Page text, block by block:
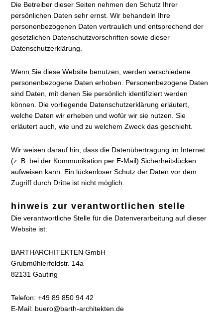
Die Betreiber dieser Seiten nehmen den Schutz Ihrer
persönlichen Daten sehr ernst. Wir behandeln Ihre
personenbezogenen Daten vertraulich und entsprechend der
gesetzlichen Datenschutzvorschriften sowie dieser
Datenschutzerklärung.
Wenn Sie diese Website benutzen, werden verschiedene
personenbezogene Daten erhoben. Personenbezogene Daten
sind Daten, mit denen Sie persönlich identifiziert werden
können. Die vorliegende Datenschutzerklärung erläutert,
welche Daten wir erheben und wofür wir sie nutzen. Sie
erläutert auch, wie und zu welchem Zweck das geschieht.
Wir weisen darauf hin, dass die Datenübertragung im Internet
(z. B. bei der Kommunikation per E-Mail) Sicherheitslücken
aufweisen kann. Ein lückenloser Schutz der Daten vor dem
Zugriff durch Dritte ist nicht möglich.
hinweis zur verantwortlichen stelle
Die verantwortliche Stelle für die Datenverarbeitung auf dieser
Website ist:
BARTHARCHITEKTEN GmbH
Grubmühlerfeldstr. 14a
82131 Gauting
Telefon: +49 89 850 94 42
E-Mail: buero@barth-architekten.de